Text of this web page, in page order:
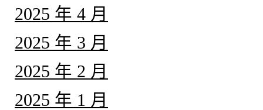
2025 年 4 月
2025 年 3 月
2025 年 2 月
2025 年 1 月